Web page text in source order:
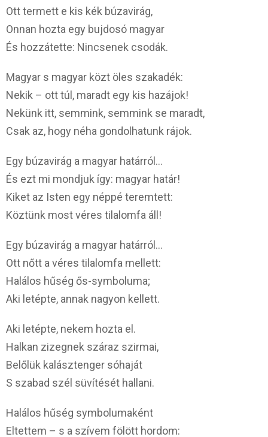
Ott termett e kis kék búzavirág,
Onnan hozta egy bujdosó magyar
És hozzátette: Nincsenek csodák.
Magyar s magyar közt öles szakadék:
Nekik – ott túl, maradt egy kis hazájok!
Nekünk itt, semmink, semmink se maradt,
Csak az, hogy néha gondolhatunk rájok.
Egy búzavirág a magyar határról…
És ezt mi mondjuk így: magyar határ!
Kiket az Isten egy néppé teremtett:
Köztünk most véres tilalomfa áll!
Egy búzavirág a magyar határról…
Ott nőtt a véres tilalomfa mellett:
Halálos hűség ős-symboluma;
Aki letépte, annak nagyon kellett.
Aki letépte, nekem hozta el.
Halkan zizegnek száraz szirmai,
Belőlük kalásztenger sóhaját
S szabad szél süvítését hallani.
Halálos hűség symbolumaként
Eltettem – s a szívem fölött hordom: